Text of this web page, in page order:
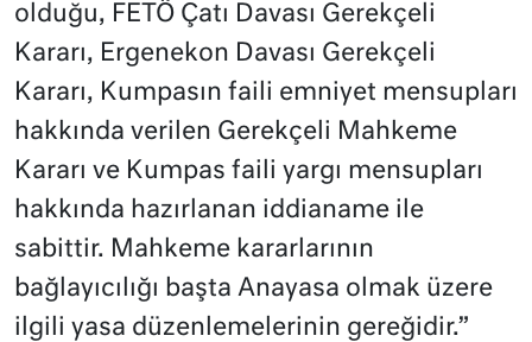
olduğu, FETÖ Çatı Davası Gerekçeli
Kararı, Ergenekon Davası Gerekçeli
Kararı, Kumpasın faili emniyet mensupları
hakkında verilen Gerekçeli Mahkeme
Kararı ve Kumpas faili yargı mensupları
hakkında hazırlanan iddianame ile
sabittir. Mahkeme kararlarının
bağlayıcılığı başta Anayasa olmak üzere
ilgili yasa düzenlemelerinin gereğidir.”